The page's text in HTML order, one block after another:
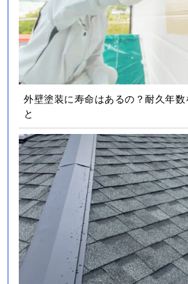
外壁塗装に寿命はあるの？耐久年
と